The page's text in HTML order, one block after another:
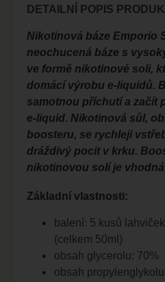
DETAILNÍ POPIS
Nikotinová báze Emporio
neochucená báze s
ve formě nikotinové soli,
domácí výrobu e-liquidů.
samotnou příchutí a začít
e-liquid. Nikotinová sůl,
boosteru, se rychleji
dráždivý pocit v krku.
nikotinovou solí je
Základní vlastnosti:
balení: 5 kusů
(celkem 50ml)
obsah glycerolu: 70%
obsah